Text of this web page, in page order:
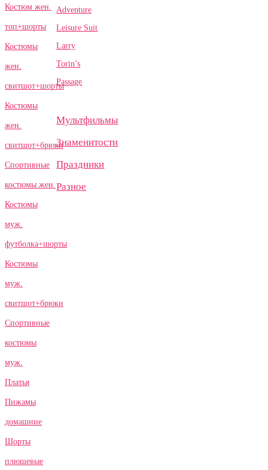
Костюм жен.
топ+шорты
Костюмы
жен.
свитшот+шорты
Костюмы
жен.
свитшот+брюки
Спортивные
костюмы жен.
Костюмы
муж.
футболка+шорты
Костюмы
муж.
свитшот+брюки
Спортивные
костюмы
муж.
Платья
Пижамы
домашние
Шорты
плюшевые
Adventure
Leisure Suit
Larry
Torin’s
Passage
Мультфильмы
Знаменитости
Праздники
Разное